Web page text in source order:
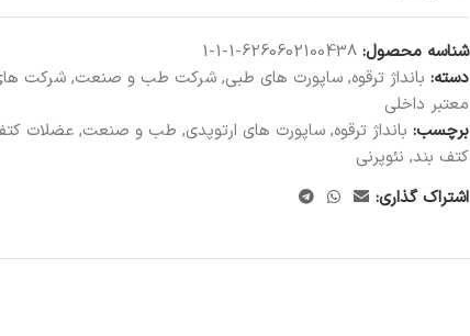
شناسه محصول:6260602100438-1-1-1
دسته: بانداژ ترقوه, ساپورت های طبی, شرکت طب و صنعت, شرکت
معتبر داخلی
برچسب: بانداژ ترقوه, ساپورت های ارتوپدی, طب و صنعت, عضلات
کتف بند, نئوپرنی
اشتراک گذاری: